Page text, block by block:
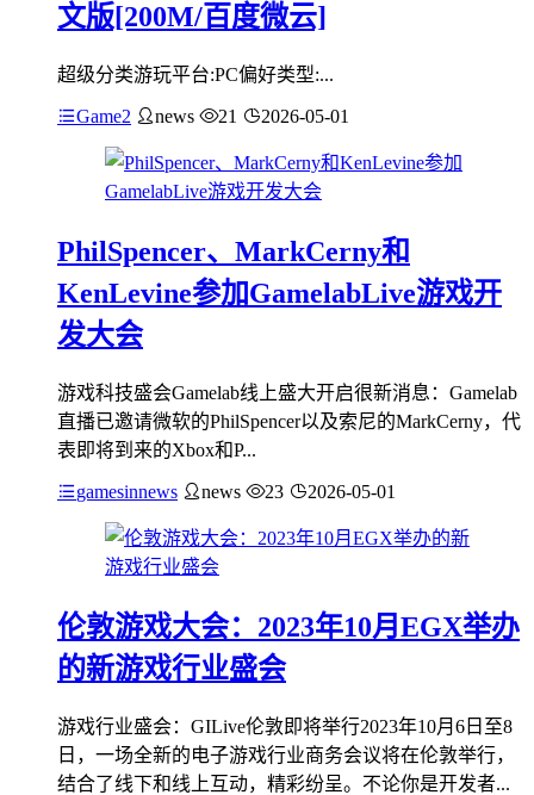
文版[200M/百度微云]
超级分类游玩平台:PC偏好类型:...
Game2 news 21 2026-05-01
PhilSpencer、MarkCerny和
KenLevine参加GamelabLive游戏开
发大会
游戏科技盛会Gamelab线上盛大开启很新消息：Gamelab
直播已邀请微软的PhilSpencer以及索尼的MarkCerny，代
表即将到来的Xbox和P...
gamesinnews news 23 2026-05-01
伦敦游戏大会：2023年10月EGX举办
的新游戏行业盛会
游戏行业盛会：GILive伦敦即将举行2023年10月6日至8
日，一场全新的电子游戏行业商务会议将在伦敦举行，
结合了线下和线上互动，精彩纷呈。不论你是开发者...